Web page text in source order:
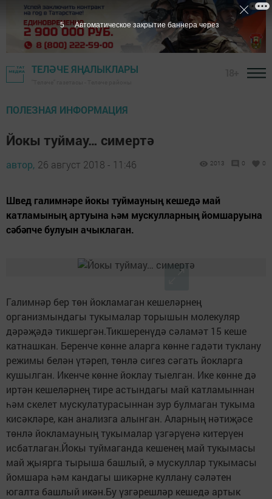
ТЕЛӘЧЕ ЯҢАЛЫКЛАРЫ
ПОЛЕЗНАЯ ИНФОРМАЦИЯ
Йокы туймау… симертә
автор, 26 август 2018 - 11:46 2013 0 0
Швед галимнәре йокы туймауның кешедә май
катламының артуына һәм мускулларның йомшаруына
сәбәпче булуын ачыклаган.
Галимнәр бер төн йокламаган кешеләрнең
организмындагы тукымалар торышын молекуляр
дәрәҗәдә тикшергән.Тикшеренүдә сәламәт 15 кеше
катнашкан. Беренче көнне аларга көнне гадәти туклану
режимы белән үтәреп, төнлә сигез сәгать йокларга
кушылган. Икенче көнне йоклау тыелган. Ике көнне дә
иртән кешеләрнең тире астындагы май катламыннан
һәм скелет мускулатурасыннан зур булмаган тукыма
кисәкләре, кан анализга алынган. Аларның нәтиҗәсе
төнлә йокламауның тукымалар үзгәрүенә китерүен
исбатлаган.Йокы туймаганда кешенең май тукымасы
май җыярга тырыша башлый, ә мускуллар тукымасы
йомшара һәм кандагы шикәрне куллану сәләтен
югалта башлый икән.Бу үзгәрешләр кешедә артык
4 Автоматическое закрытие баннера через